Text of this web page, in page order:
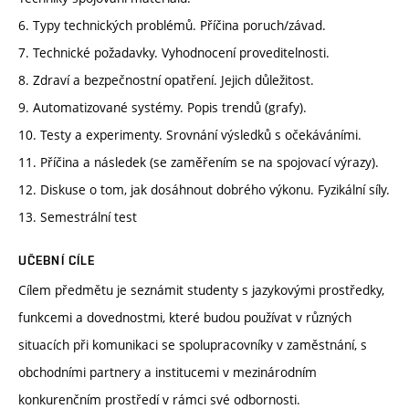
6. Typy technických problémů. Příčina poruch/závad.
7. Technické požadavky. Vyhodnocení proveditelnosti.
8. Zdraví a bezpečnostní opatření. Jejich důležitost.
9. Automatizované systémy. Popis trendů (grafy).
10. Testy a experimenty. Srovnání výsledků s očekáváními.
11. Příčina a následek (se zaměřením se na spojovací výrazy).
12. Diskuse o tom, jak dosáhnout dobrého výkonu. Fyzikální síly.
13. Semestrální test
UČEBNÍ CÍLE
Cílem předmětu je seznámit studenty s jazykovými prostředky,
funkcemi a dovednostmi, které budou používat v různých
situacích při komunikaci se spolupracovníky v zaměstnání, s
obchodními partnery a institucemi v mezinárodním
konkurenčním prostředí v rámci své odbornosti.